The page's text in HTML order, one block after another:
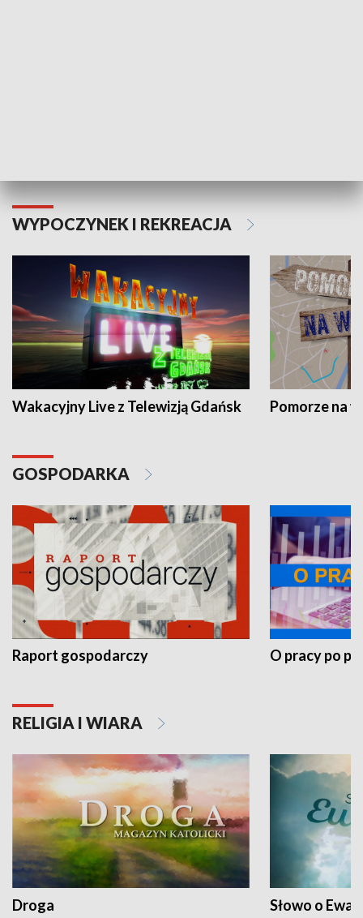
WYPOCZYNEK I REKREACJA
Wakacyjny Live z Telewizją Gdańsk Pomorze na
GOSPODARKA
Raport gospodarczy O pracy po
RELIGIA I WIARA
Droga Słowo o